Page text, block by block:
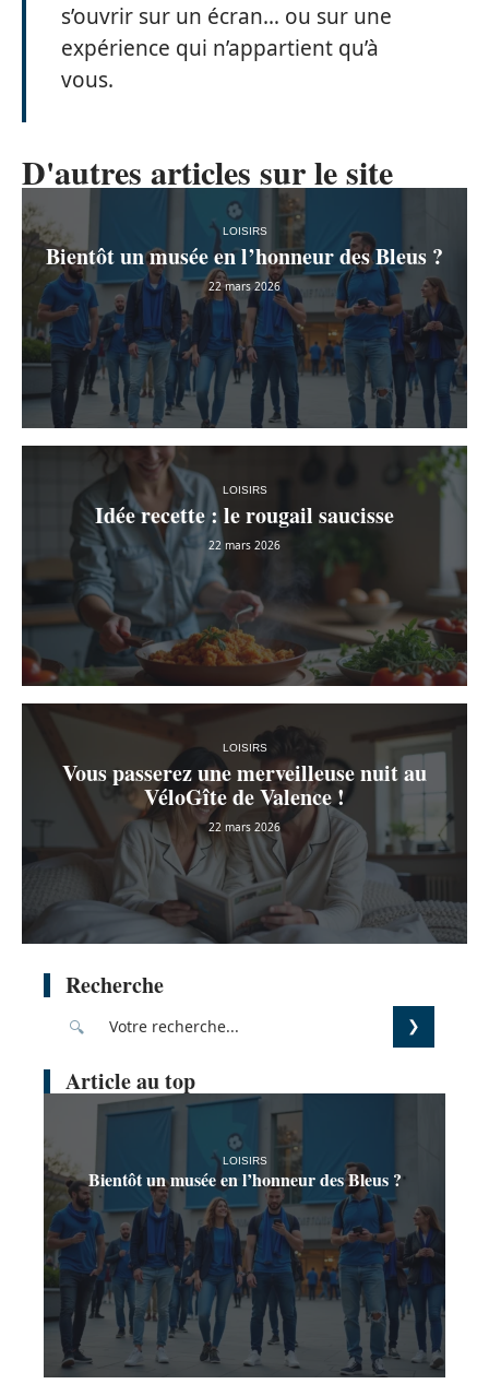
s’ouvrir sur un écran… ou sur une
expérience qui n’appartient qu’à
vous.
D'autres articles sur le site
LOISIRS
Bientôt un musée en l’honneur des Bleus ?
22 mars 2026
LOISIRS
Idée recette : le rougail saucisse
22 mars 2026
LOISIRS
Vous passerez une merveilleuse nuit au
VéloGîte de Valence !
22 mars 2026
Recherche
Article au top
LOISIRS
Bientôt un musée en l’honneur des Bleus ?